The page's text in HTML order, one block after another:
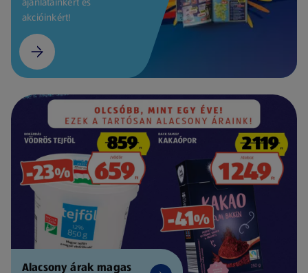
akcióinkért!
Alacsony árak magas